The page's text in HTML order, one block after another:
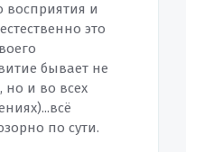
восприятия и
это
бывает не
но и во всех
по сути.